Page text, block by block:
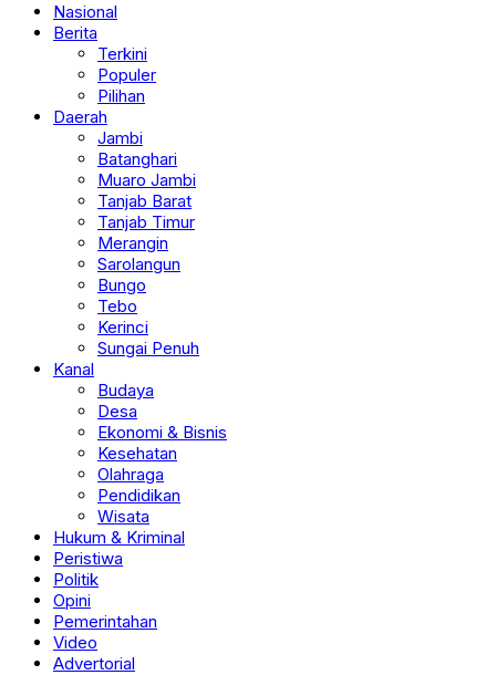
Nasional
Berita
Terkini
Populer
Pilihan
Daerah
Jambi
Batanghari
Muaro Jambi
Tanjab Barat
Tanjab Timur
Merangin
Sarolangun
Bungo
Tebo
Kerinci
Sungai Penuh
Kanal
Budaya
Desa
Ekonomi & Bisnis
Kesehatan
Olahraga
Pendidikan
Wisata
Hukum & Kriminal
Peristiwa
Politik
Opini
Pemerintahan
Video
Advertorial